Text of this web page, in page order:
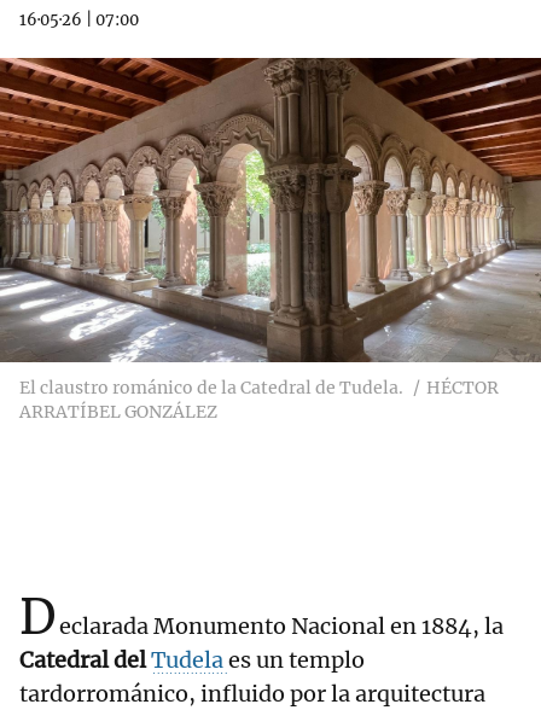
16·05·26 07:00
El claustro románico de la Catedral de Tudela.
HÉCTOR
ARRATÍBEL GONZÁLEZ
Declarada Monumento Nacional en 1884, la
Catedral delTudelaes un templo
tardorrománico, influido por la arquitectura